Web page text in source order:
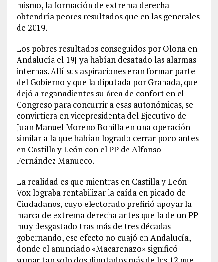
mismo, la formación de extrema derecha
obtendría peores resultados que en las generales
de 2019.
Los pobres resultados conseguidos por Olona en
Andalucía el 19J ya habían desatado las alarmas
internas. Allí sus aspiraciones eran formar parte
del Gobierno y que la diputada por Granada, que
dejó a regañadientes su área de confort en el
Congreso para concurrir a esas autonómicas, se
convirtiera en vicepresidenta del Ejecutivo de
Juan Manuel Moreno Bonilla en una operación
similar a la que habían logrado cerrar poco antes
en Castilla y León con el PP de Alfonso
Fernández Mañueco.
La realidad es que mientras en Castilla y León
Vox lograba rentabilizar la caída en picado de
Ciudadanos, cuyo electorado prefirió apoyar la
marca de extrema derecha antes que la de un PP
muy desgastado tras más de tres décadas
gobernando, ese efecto no cuajó en Andalucía,
donde el anunciado «Macarenazo» significó